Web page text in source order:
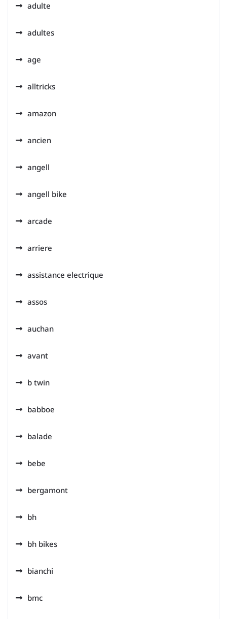
adulte
adultes
age
alltricks
amazon
ancien
angell
angell bike
arcade
arriere
assistance electrique
assos
auchan
avant
b twin
babboe
balade
bebe
bergamont
bh
bh bikes
bianchi
bmc